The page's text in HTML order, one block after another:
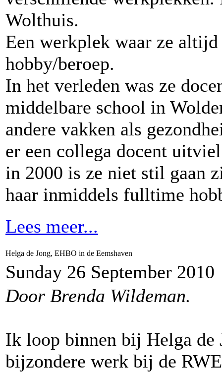
Wolthuis.
Een werkplek waar ze
hobby/beroep.
In het verleden was ze
middelbare school in
andere vakken als
er een collega docent
in 2000 is ze niet stil gaan
haar inmiddels fulltime
Lees meer...
Helga de Jong, EHBO in de Eemshaven
Sunday 26 September 2010
Door Brenda Wildeman.
Ik loop binnen bij Helga de
bijzondere werk bij de